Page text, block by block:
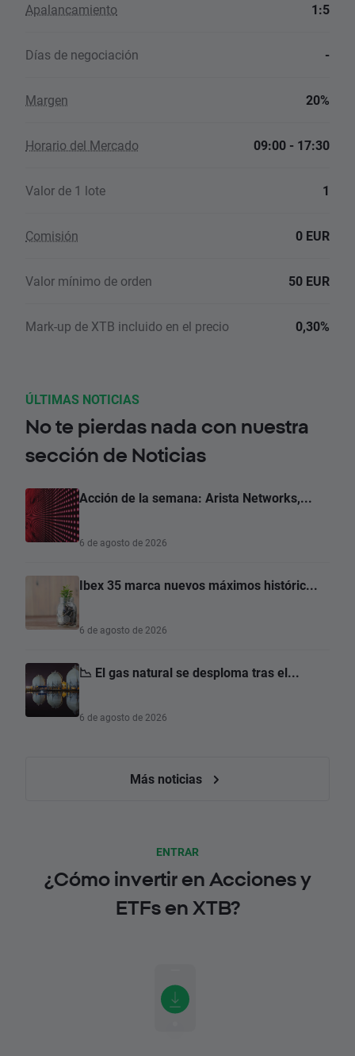
Apalancamiento 1:5
Días de negociación -
Margen 20%
Horario del Mercado 09:00 - 17:30
Valor de 1 lote 1
Comisión 0 EUR
Valor mínimo de orden 50 EUR
Mark-up de XTB incluido en el precio 0,30%
ÚLTIMAS NOTICIAS
No te pierdas nada con nuestra
sección de Noticias
Acción de la semana: Arista Networks,...
6 de agosto de 2026
Ibex 35 marca nuevos máximos históric...
6 de agosto de 2026
📉 El gas natural se desploma tras el...
6 de agosto de 2026
Más noticias
ENTRAR
¿Cómo invertir en Acciones y
ETFs en XTB?